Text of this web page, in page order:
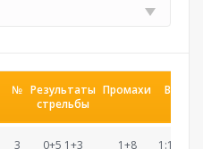
№ Результаты
стрельбы
Промахи Время
3 0+5 1+3 1+8 1:12:00.1